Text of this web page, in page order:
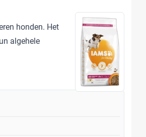
honden. Het
algehele